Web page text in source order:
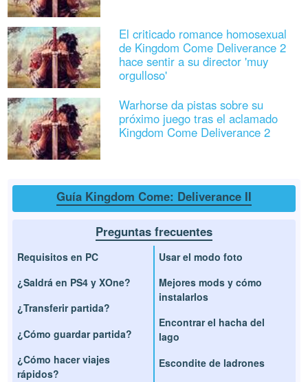
El criticado romance homosexual
de Kingdom Come Deliverance 2
hace sentir a su director 'muy
orgulloso'
Warhorse da pistas sobre su
próximo juego tras el aclamado
Kingdom Come Deliverance 2
Guía Kingdom Come: Deliverance II
Preguntas frecuentes
Requisitos en PC
¿Saldrá en PS4 y XOne?
¿Transferir partida?
¿Cómo guardar partida?
¿Cómo hacer viajes
rápidos?
Usar el modo foto
Mejores mods y cómo
instalarlos
Encontrar el hacha del
lago
Escondite de ladrones